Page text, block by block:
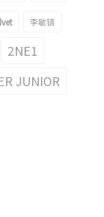
李敏镐
2NE1
JUNIOR